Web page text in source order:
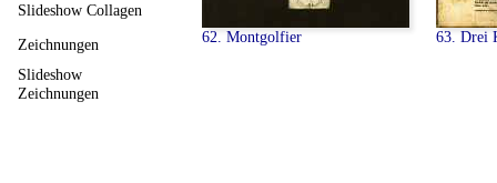
62. Montgolfier 63. Drei
Slideshow Collagen
Zeichnungen
Slideshow
Zeichnungen